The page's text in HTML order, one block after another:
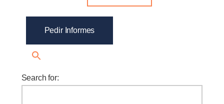
Pedir Informes
Search for: